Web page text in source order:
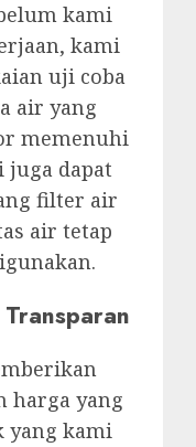
kami
kami
uji coba
air yang
memenuhi
juga dapat
filter air
air tetap
harga yang
yang kami